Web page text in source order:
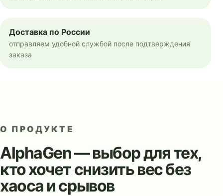
Доставка по России
отправляем удобной службой после подтверждения
заказа
О ПРОДУКТЕ
AlphaGen — выбор для тех,
кто хочет снизить вес без
хаоса и срывов